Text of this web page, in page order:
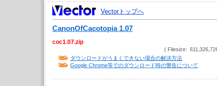
Vectorトップへ
CanonOfCacotopia 1.07
coc1.07.zip
( Filesize:
ダウンロードがうまくできない場合の解決方法
Google Chrome等でのダウンロード時の警告について